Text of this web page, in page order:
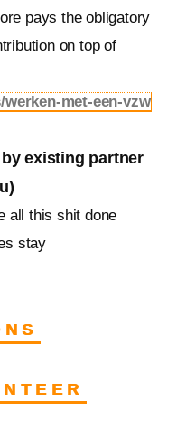
pays the obligatory
on top of
met-een-vzw
existing partner
this shit done
stay